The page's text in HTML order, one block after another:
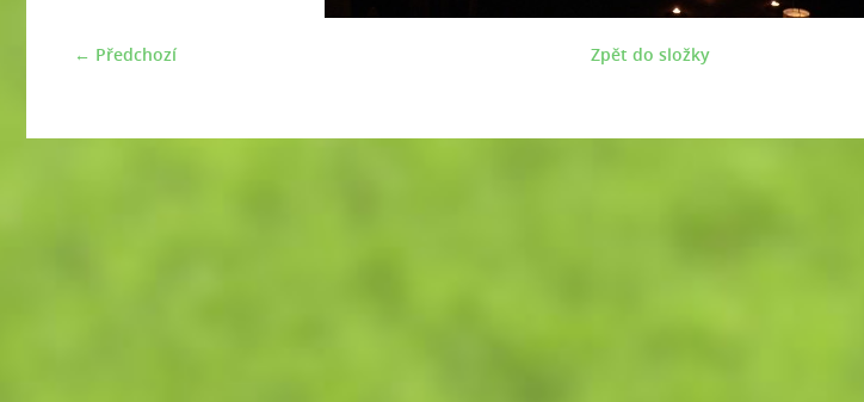
← Předchozí Zpět do složky